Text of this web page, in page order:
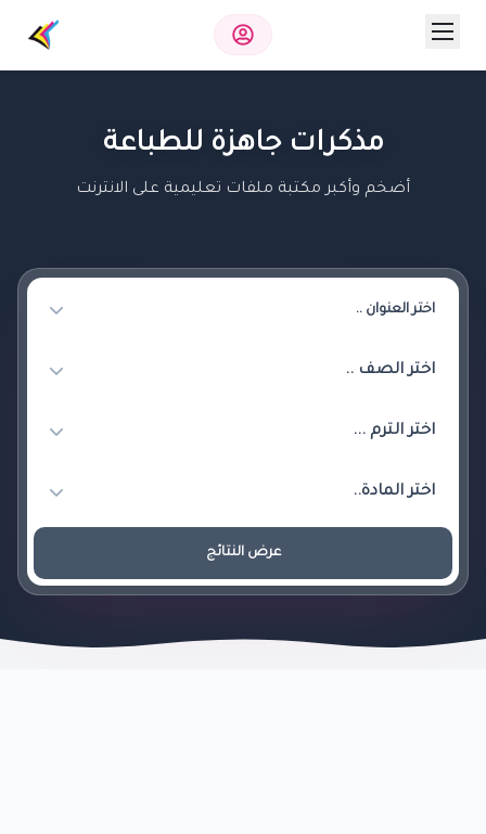
مذكرات جاهزة للطباعة
أضخم وأكبر مكتبة ملفات تعليمية على الانترنت
عرض النتائج